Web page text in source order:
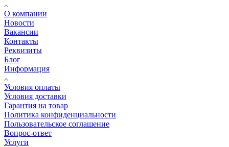
О компании
Новости
Вакансии
Контакты
Реквизиты
Блог
Информация
Условия оплаты
Условия доставки
Гарантия на товар
Политика конфиденциальности
Пользовательское соглашение
Вопрос-ответ
Услуги